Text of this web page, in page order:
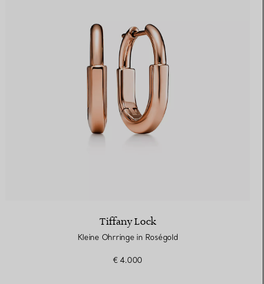
Tiffany Lock
Kleine Ohrringe in Roségold
€ 4.000